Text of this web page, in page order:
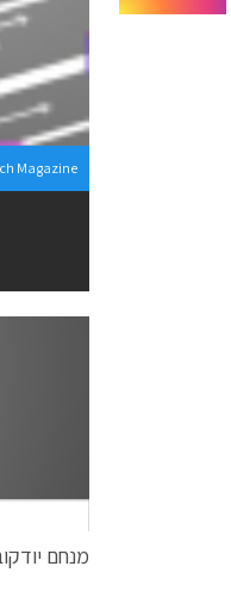
Magazine
מנחם